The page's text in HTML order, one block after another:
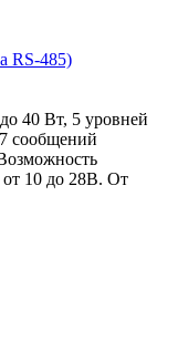
RS-485)
40 Вт, 5 уровней
сообщений
10 до 28В. От